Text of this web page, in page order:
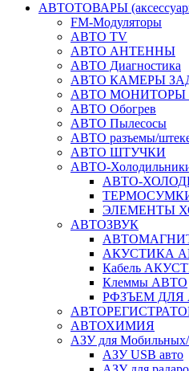
АВТОТОВАРЫ
FM-Модуляторы
АВТО TV
АВТО АНТЕННЫ
АВТО Диагностика
АВТО КАМЕРЫ
АВТО МОНИТОРЫ
АВТО Обогрев
АВТО Пылесосы
АВТО разъемы/
АВТО ШТУЧКИ
АВТО-
АВТО-
ЭЛЕМЕНТЫ
АВТОЗВУК
АКУСТИКА
Кабель
Клеммы АВТО
РФЗЪЕМ
АВТОХИМИЯ
АЗУ для Мобильных/
АЗУ USB авто